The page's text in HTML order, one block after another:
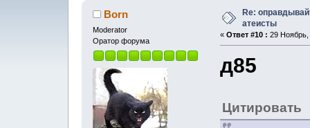
Born
Moderator
Оратор форума
Re:
атеисты
« Ответ #10 : 29 Ноябрь,
д85
Цитировать